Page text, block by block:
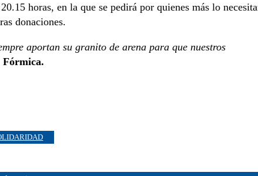
horas, en la que se pedirá por quienes más lo
donaciones.
aportan su granito de arena para que nuestros
Fórmica.